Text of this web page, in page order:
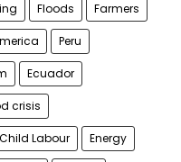
Floods Farmers
Peru
Ecuador
crisis
Child Labour Energy